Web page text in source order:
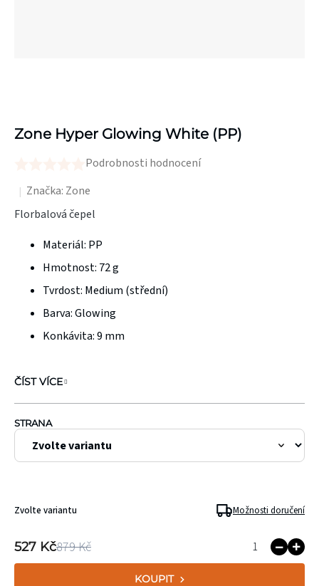
Zone Hyper Glowing White (PP)
hodnocení
produktu
hvězdiček.
Podrobnosti hodnocení
Značka: Zone
STRANA
Florbalová čepel
Materiál: PP
Hmotnost: 72 g
Tvrdost: Medium (střední)
Barva: Glowing
Konkávita:9 mm
ČÍST VÍCE
879 Kč
527 Kč
KOUPIT
Zvolte variantu Možnosti doručení